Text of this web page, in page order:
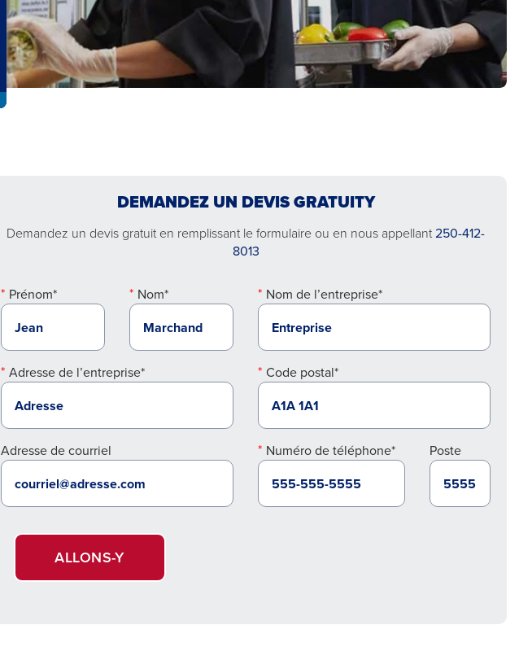
DEMANDEZ UN DEVIS GRATUITY
Demandez un devis gratuit en remplissant le formulaire ou en nous appellant250-412-
8013
Prénom* Nom* Nom de l’entreprise*
Adresse de l’entreprise* Code postal*
Adresse de courriel Numéro de téléphone* Poste
ALLONS-Y